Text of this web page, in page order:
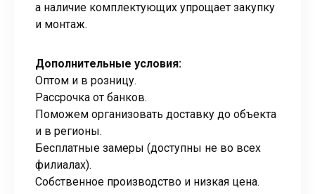
а наличие комплектующих упрощает закупку
и монтаж.
Дополнительные условия:
Оптом и в розницу.
Рассрочка от банков.
Поможем организовать доставку до объекта
и в регионы.
Бесплатные замеры (доступны не во всех
филиалах).
Собственное производство и низкая цена.